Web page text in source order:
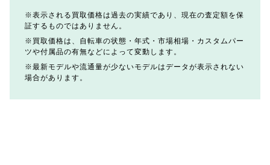
表示される買取価格は過去の実績であり、現在の査定額を保
証するものではありません。
買取価格は、自転車の状態・年式・市場相場・カスタムパー
ツや付属品の有無などによって変動します。
最新モデルや流通量が少ないモデルはデータが表示されない
場合があります。